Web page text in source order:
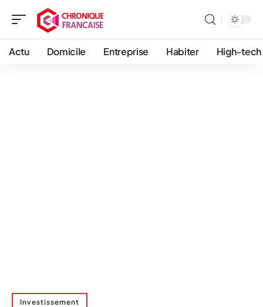
Actu Domicile Entreprise Habiter High-tech
Investissement